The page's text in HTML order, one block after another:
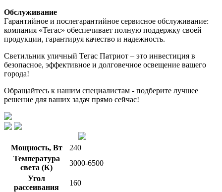
Обслуживание
Гарантийное и послегарантийное сервисное обслуживание:
компания «Тегас» обеспечивает полную поддержку своей
продукции, гарантируя качество и надежность.
Светильник уличный Тегас Патриот – это инвестиция в
безопасное, эффективное и долговечное освещение вашего
города!
Обращайтесь к нашим специалистам - подберите лучшее
решение для ваших задач прямо сейчас!
Мощность, Вт
240
Температура
света (К)
3000-6500
Угол
рассеивания
160